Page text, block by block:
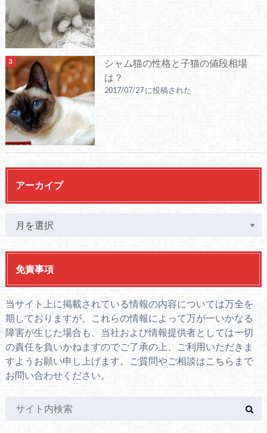
シャム猫の性格と子猫の値段相場
は？
2017/07/27 に投稿された
アーカイブ
免責事項
当サイト上に掲載されている情報の内容については万全を
期しておりますが、これらの情報によって万が一いかなる
障害が生じた場合も、当社および情報提供者としては一切
の責任を負いかねますのでご了承の上、ご利用いただきま
すようお願い申し上げます。ご質問やご相談はこちら まで
お問い合わせください。